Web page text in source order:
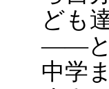
ども
――と
中学